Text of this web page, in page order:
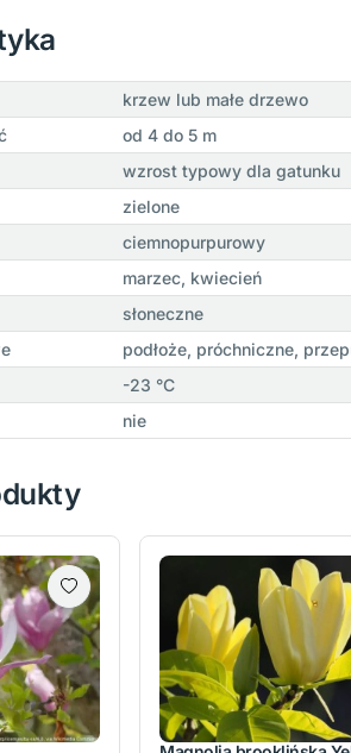
krzew lub małe drzewo
od 4 do 5 m
wzrost typowy dla gatunku
zielone
ciemnopurpurowy
marzec, kwiecień
słoneczne
podłoże, próchniczne,
-23 °C
nie